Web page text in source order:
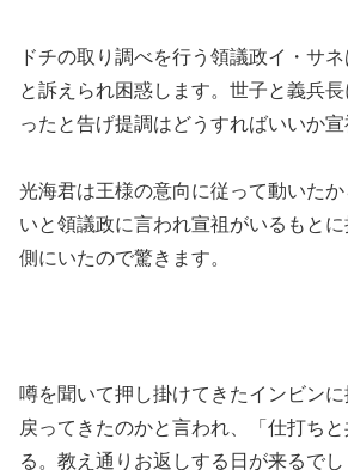
ドチの取り調べを行う領議政イ・サ
と訴えられ困惑します。世子と義兵
ったと告げ提調はどうすればいいか宣
光海君は王様の意向に従って動いた
いと領議政に言われ宣祖がいるもと
側にいたので驚きます。
噂を聞いて押し掛けてきたインビン
戻ってきたのかと言われ、「仕打ち
る。教え通りお返しする日が来るで